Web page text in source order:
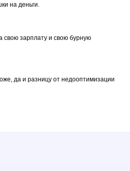
на деньги.
свою зарплату и свою бурную
да и разницу от недооптимизации